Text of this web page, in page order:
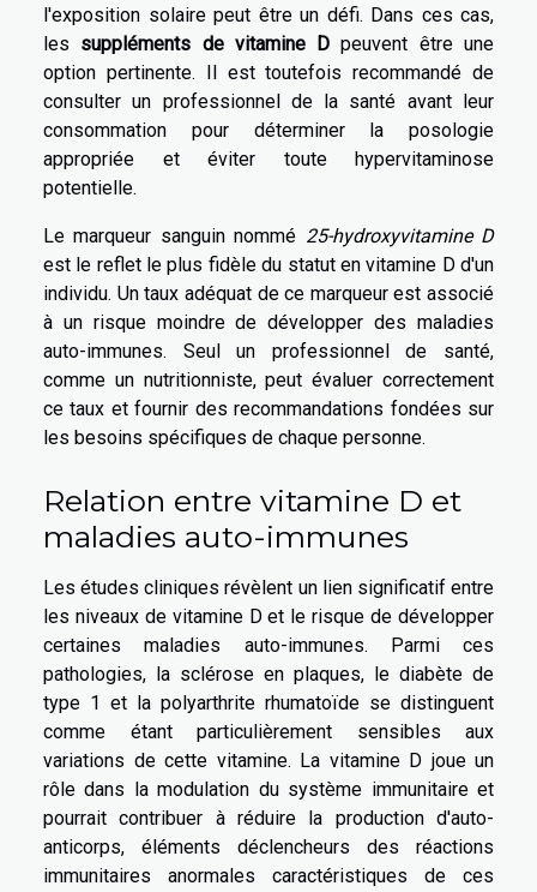
l'exposition solaire peut être un défi. Dans ces cas,
les suppléments de vitamine D peuvent être une
option pertinente. Il est toutefois recommandé de
consulter un professionnel de la santé avant leur
consommation pour déterminer la posologie
appropriée et éviter toute hypervitaminose
potentielle.
Le marqueur sanguin nommé 25-hydroxyvitamine D
est le reflet le plus fidèle du statut en vitamine D d'un
individu. Un taux adéquat de ce marqueur est associé
à un risque moindre de développer des maladies
auto-immunes. Seul un professionnel de santé,
comme un nutritionniste, peut évaluer correctement
ce taux et fournir des recommandations fondées sur
les besoins spécifiques de chaque personne.
Relation entre vitamine D et
maladies auto-immunes
Les études cliniques révèlent un lien significatif entre
les niveaux de vitamine D et le risque de développer
certaines maladies auto-immunes. Parmi ces
pathologies, la sclérose en plaques, le diabète de
type 1 et la polyarthrite rhumatoïde se distinguent
comme étant particulièrement sensibles aux
variations de cette vitamine. La vitamine D joue un
rôle dans la modulation du système immunitaire et
pourrait contribuer à réduire la production d'auto-
anticorps, éléments déclencheurs des réactions
immunitaires anormales caractéristiques de ces